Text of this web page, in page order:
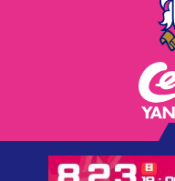
お問い合わせプライバシーポリ